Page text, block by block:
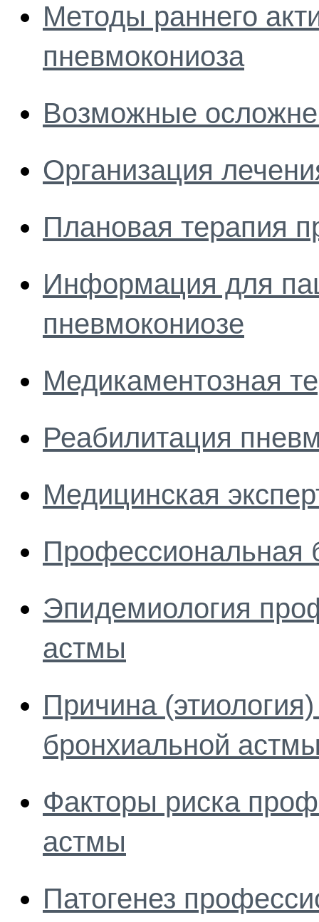
Методы раннего
пневмокониоза
Возможные
Организация
Плановая терапия
Информация для
пневмокониозе
Медикаментозная
Реабилитация
Медицинская
Профессиональная
Эпидемиология
астмы
Причина
бронхиальной
Факторы риска
астмы
Патогенез